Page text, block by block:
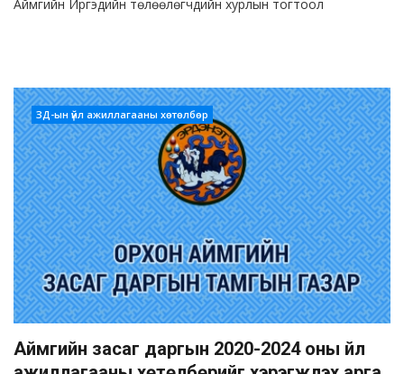
Аймгийн Иргэдийн төлөөлөгчдийн хурлын тогтоол
ЗД-ын үйл ажиллагааны хөтөлбөр
Аймгийн засаг даргын 2020-2024 оны үйл